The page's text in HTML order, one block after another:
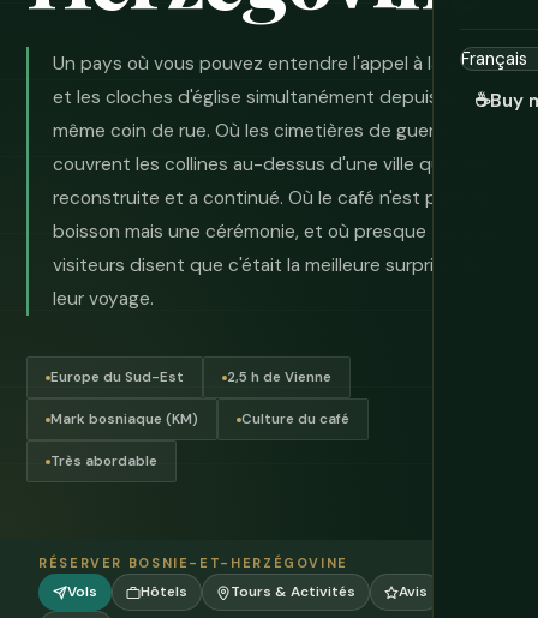
☕Buy
Un pays où vous pouvez entendre l'appel à la prière
et les cloches d'église simultanément depuis le
même coin de rue. Où les cimetières de guerre
couvrent les collines au-dessus d'une ville qui s'est
reconstruite et a continué. Où le café n'est pas une
boisson mais une cérémonie, et où presque tous les
visiteurs disent que c'était la meilleure surprise de
leur voyage.
Europe du Sud-Est 2,5 h de Vienne
Mark bosniaque (KM) Culture du café
Très abordable
RÉSERVER BOSNIE-ET-HERZÉGOVINE
Vols Hôtels Tours & Activités
Avis